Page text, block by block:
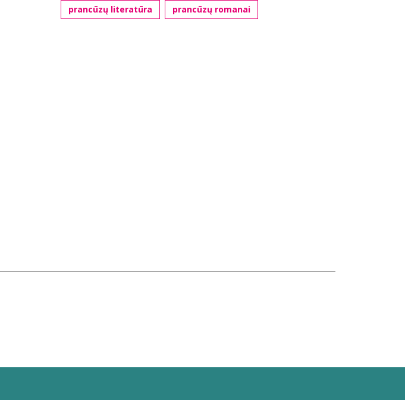
prancūzų literatūra prancūzų romanai